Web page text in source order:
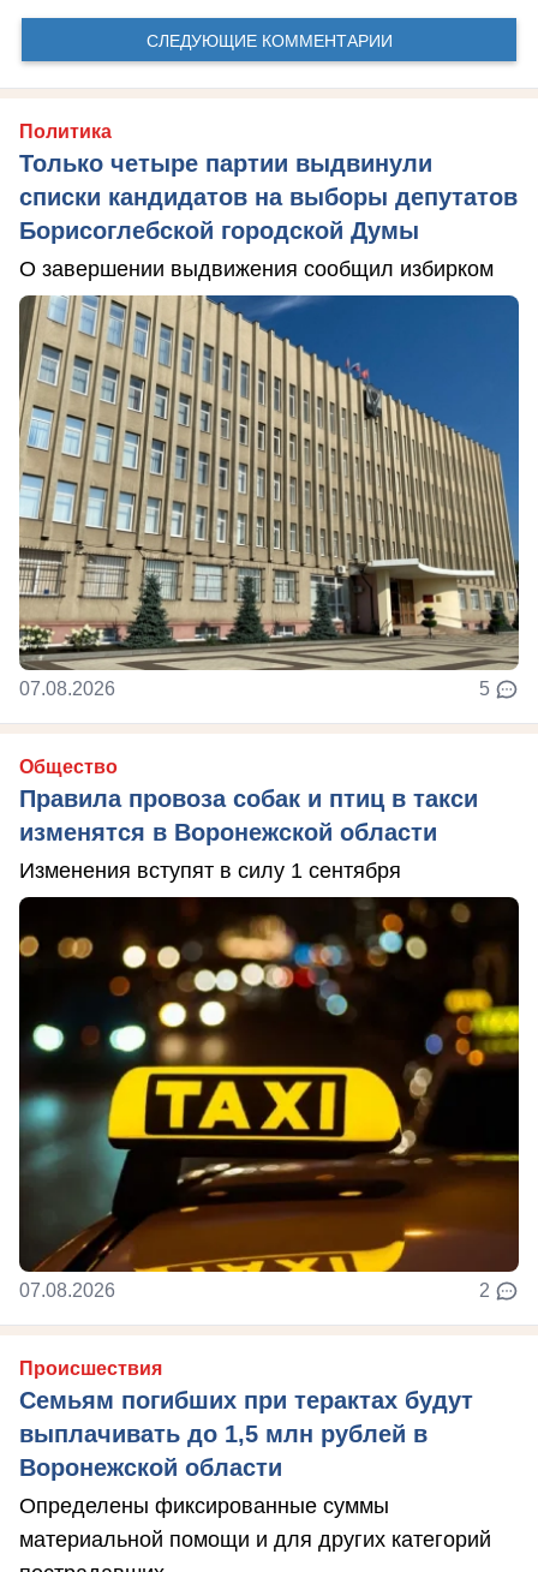
СЛЕДУЮЩИЕ КОММЕНТАРИИ
Политика
Только четыре партии выдвинули
списки кандидатов на выборы депутатов
Борисоглебской городской Думы
О завершении выдвижения сообщил избирком
07.08.2026 5
Общество
Правила провоза собак и птиц в такси
изменятся в Воронежской области
Изменения вступят в силу 1 сентября
07.08.2026 2
Происшествия
Семьям погибших при терактах будут
выплачивать до 1,5 млн рублей в
Воронежской области
Определены фиксированные суммы
материальной помощи и для других категорий